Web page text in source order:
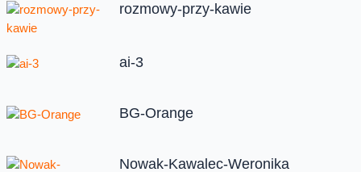
rozmowy-przy-kawie
ai-3
BG-Orange
Nowak-Kawalec-Weronika